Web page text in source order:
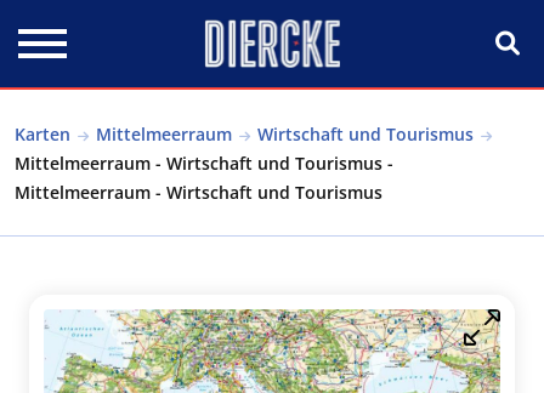
Karten Mittelmeerraum
Wirtschaft und Tourismus
Mittelmeerraum - Wirtschaft und Tourismus -
Mittelmeerraum - Wirtschaft und Tourismus